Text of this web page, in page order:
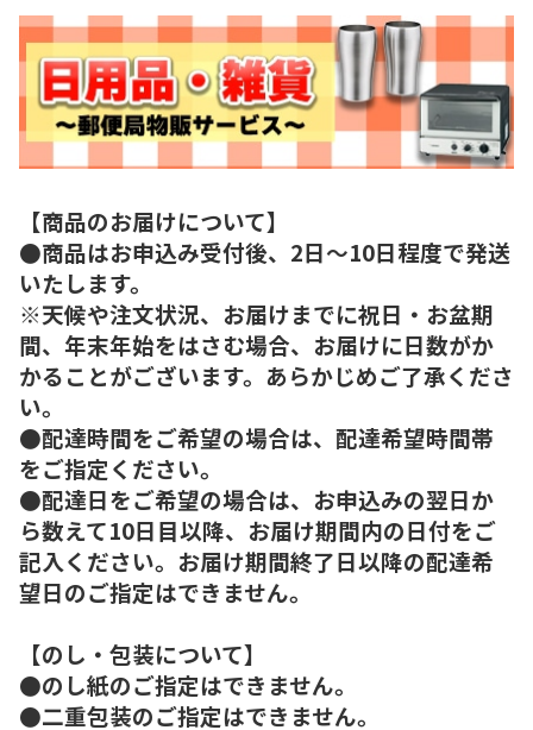
【商品のお届けについて】
●商品はお申込み受付後、2日～10日程度で発送
いたします。
※天候や注文状況、お届けまでに祝日・お盆期
間、年末年始をはさむ場合、お届けに日数がか
かることがございます。あらかじめご了承くださ
い。
●配達時間をご希望の場合は、配達希望時間帯
をご指定ください。
●配達日をご希望の場合は、お申込みの翌日か
ら数えて10日目以降、お届け期間内の日付をご
記入ください。お届け期間終了日以降の配達希
望日のご指定はできません。
【のし・包装について】
●のし紙のご指定はできません。
●二重包装のご指定はできません。